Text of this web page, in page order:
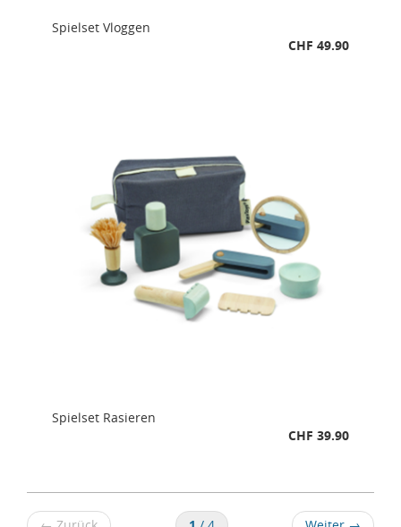
Spielset Vloggen
CHF 49.90
Spielset Rasieren
CHF 39.90